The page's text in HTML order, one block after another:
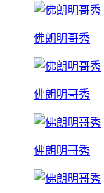
佛朗明哥秀
佛朗明哥秀
佛朗明哥秀